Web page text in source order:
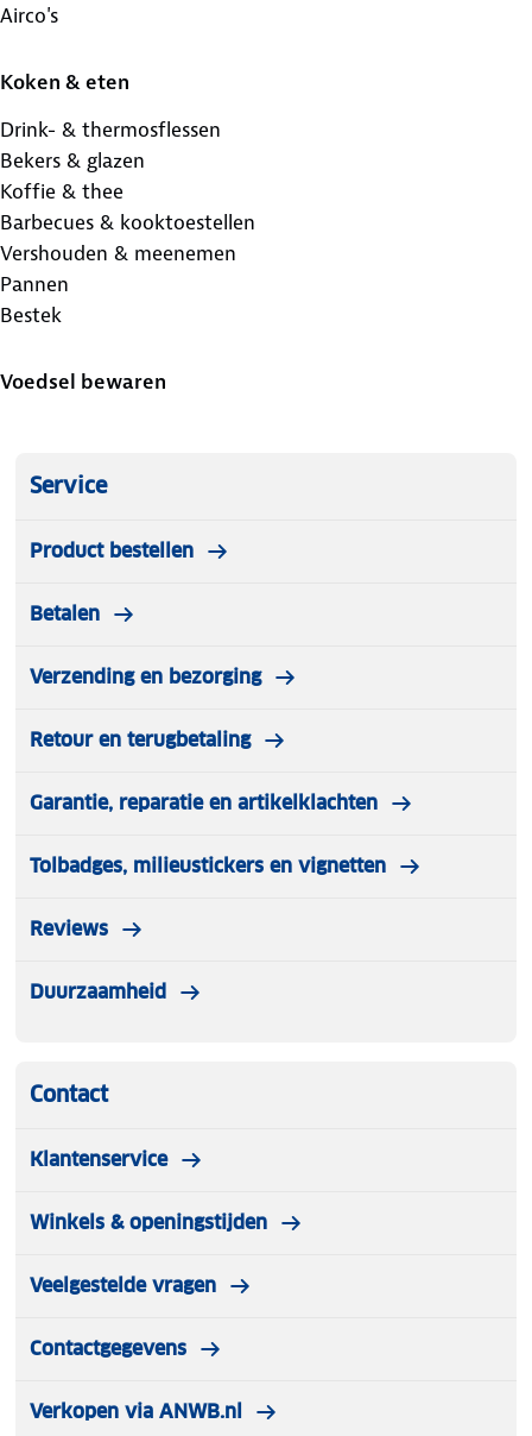
Airco's
Koken & eten
Drink- & thermosflessen
Bekers & glazen
Koffie & thee
Barbecues & kooktoestellen
Vershouden & meenemen
Pannen
Bestek
Voedsel bewaren
Service
Product bestellen
Betalen
Verzending en bezorging
Retour en terugbetaling
Garantie, reparatie en artikelklachten
Tolbadges, milieustickers en vignetten
Reviews
Duurzaamheid
Contact
Klantenservice
Winkels & openingstijden
Veelgestelde vragen
Contactgegevens
Verkopen via ANWB.nl